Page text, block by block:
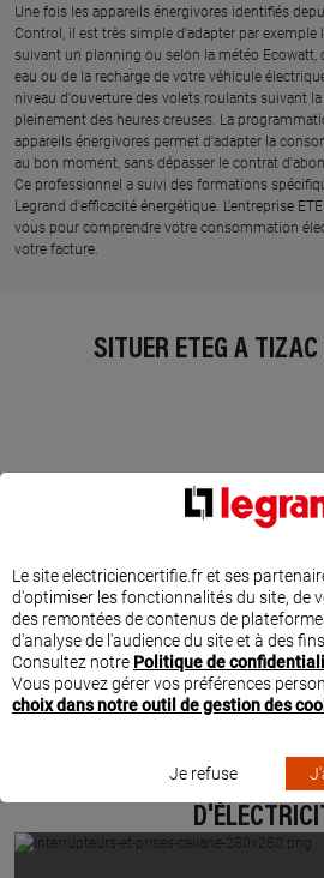
Une fois les appareils énergivores identifiés
Control, il est très simple d'adapter par
suivant un planning ou selon la météo Ecowatt,
eau ou de la recharge de votre véhicule
niveau d'ouverture des volets roulants suivant
pleinement des heures creuses. La
appareils énergivores permet d'adapter la
au bon moment, sans dépasser le contrat
Ce professionnel a suivi des formations
Legrand d'efficacité énergétique. L'entreprise
vous pour comprendre votre consommation
votre facture.
SITUER ETEG À TIZAC
PRODUITS ET INSPIRATIONS
Le site electriciencertifie.fr et ses
d'optimiser les fonctionnalités du site, de
des remontées de contenus de
d'analyse de l'audience du site et à des
Consultez notre Politique de
Vous pouvez gérer vos préférences
choix dans notre outil de gestion des
Je refuse